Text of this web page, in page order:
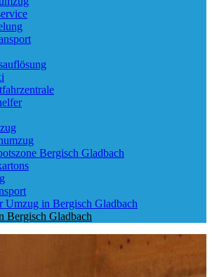
Bergisch Gladbach
Umzug in Bergisch Gladbach
Bergisch Gladbach